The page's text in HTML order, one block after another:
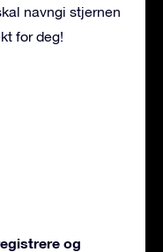
navngi stjernen
for deg!
og